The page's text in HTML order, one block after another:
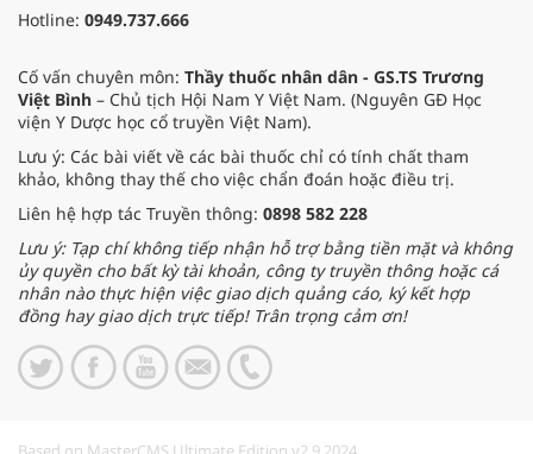
Hotline: 0949.737.666
Cố vấn chuyên môn: Thầy thuốc nhân dân - GS.TS Trương
Việt Bình – Chủ tịch Hội Nam Y Việt Nam. (Nguyên GĐ Học
viện Y Dược học cổ truyền Việt Nam).
Lưu ý: Các bài viết về các bài thuốc chỉ có tính chất tham
khảo, không thay thế cho việc chẩn đoán hoặc điều trị.
Liên hệ hợp tác Truyền thông: 0898 582 228
Lưu ý: Tạp chí không tiếp nhận hỗ trợ bằng tiền mặt và không
ủy quyền cho bất kỳ tài khoản, công ty truyền thông hoặc cá
nhân nào thực hiện việc giao dịch quảng cáo, ký kết hợp
đồng hay giao dịch trực tiếp! Trân trọng cảm ơn!